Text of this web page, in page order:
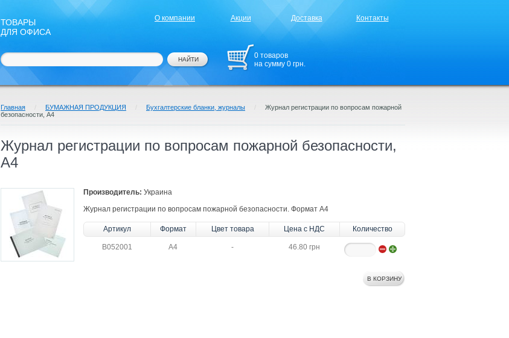
ТОВАРЫ
ДЛЯ ОФИСА
0 товаров
на сумму 0 грн.
Контакты
Доставка
Акции
О компании
Главная / БУМАЖНАЯ ПРОДУКЦИЯ Бухгалтерские бланки, журналы / Журнал регистрации по вопросам пожарной
безопасности, А4
Журнал регистрации по вопросам пожарной безопасности,
А4
Производитель: Украина
Журнал регистрации по вопросам пожарной безопасности. Формат А4
Артикул Формат Цвет товара Цена с НДС Количество
B052001 А4 - 46.80 грн